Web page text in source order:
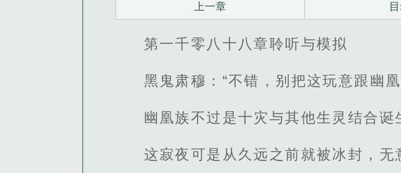
上一章
第一千零八十八章聆听与模拟
黑鬼肃穆：“不错，别把这玩意跟幽凰
幽凰族不过是十灾与其他生灵结合诞
这寂夜可是从久远之前就被冰封，无